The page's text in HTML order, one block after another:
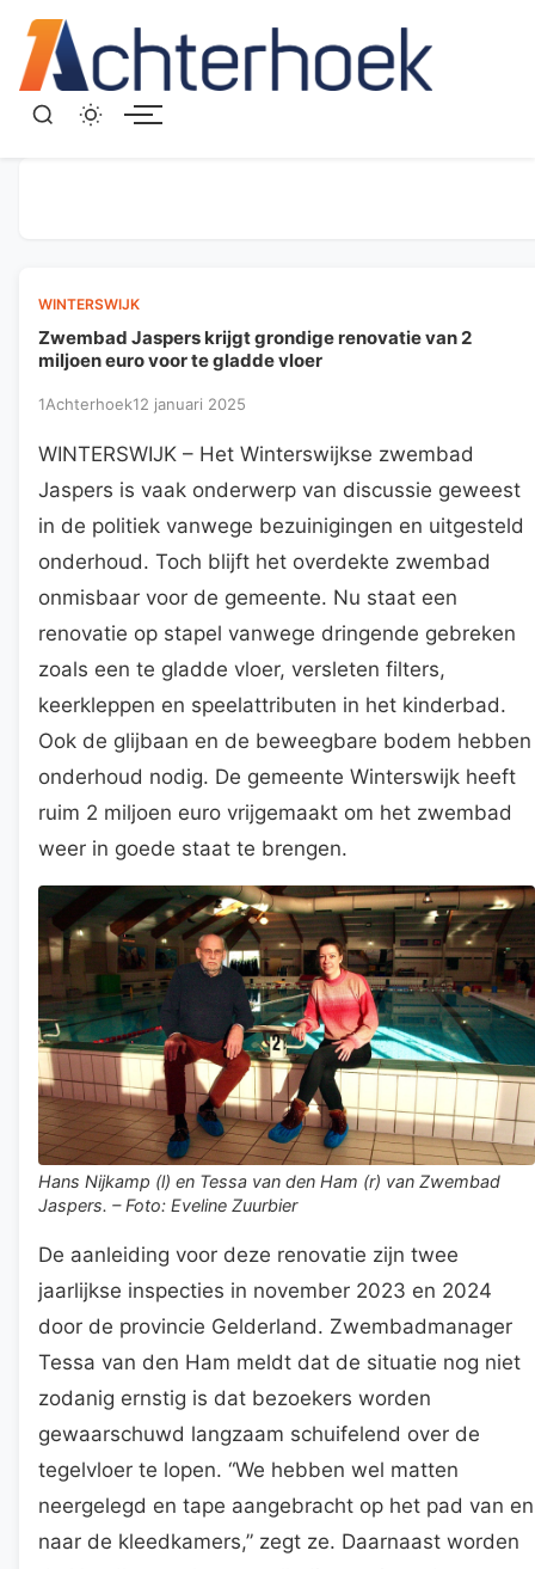
WINTERSWIJK
Zwembad Jaspers krijgt grondige renovatie van 2
miljoen euro voor te gladde vloer
1Achterhoek12 januari 2025
WINTERSWIJK – Het Winterswijkse zwembad
Jaspers is vaak onderwerp van discussie geweest
in de politiek vanwege bezuinigingen en uitgesteld
onderhoud. Toch blijft het overdekte zwembad
onmisbaar voor de gemeente. Nu staat een
renovatie op stapel vanwege dringende gebreken
zoals een te gladde vloer, versleten filters,
keerkleppen en speelattributen in het kinderbad.
Ook de glijbaan en de beweegbare bodem hebben
onderhoud nodig. De gemeente Winterswijk heeft
ruim 2 miljoen euro vrijgemaakt om het zwembad
weer in goede staat te brengen.
Hans Nijkamp (l) en Tessa van den Ham (r) van Zwembad
Jaspers. – Foto: Eveline Zuurbier
De aanleiding voor deze renovatie zijn twee
jaarlijkse inspecties in november 2023 en 2024
door de provincie Gelderland. Zwembadmanager
Tessa van den Ham meldt dat de situatie nog niet
zodanig ernstig is dat bezoekers worden
gewaarschuwd langzaam schuifelend over de
tegelvloer te lopen. “We hebben wel matten
neergelegd en tape aangebracht op het pad van en
naar de kleedkamers,” zegt ze. Daarnaast worden